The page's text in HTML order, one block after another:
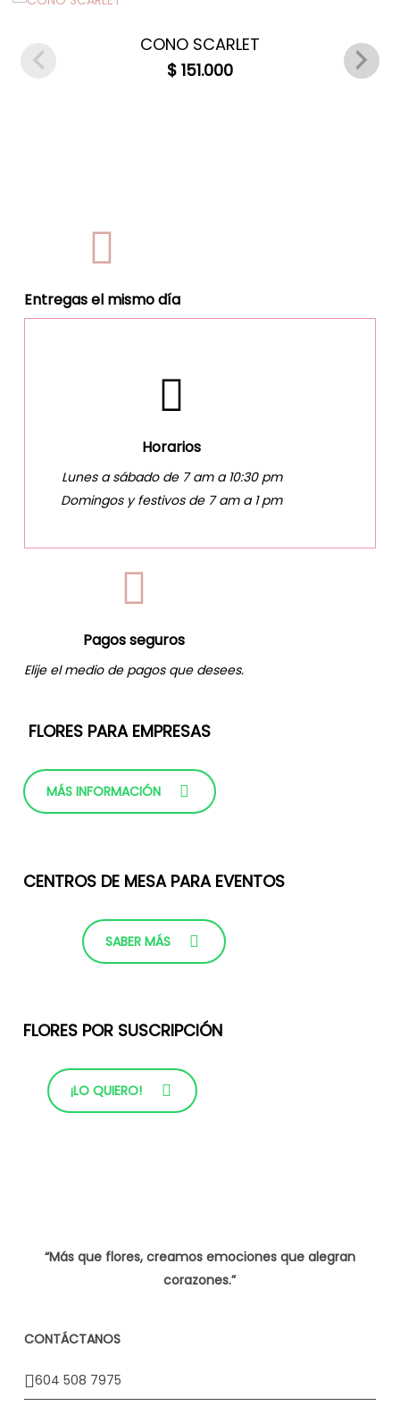
producto que solicitaste inicialmente y deberás
regresar el producto defectuoso.
CONO SCARLET
$151.000
Entregas el mismo día
Horarios
Lunes a sábado de 7 am a 10:30 pm
Domingos y festivos de 7 am a 1 pm
Pagos seguros
Elije el medio de pagos que desees.
FLORES PARA EMPRESAS
MÁS INFORMACIÓN
CENTROS DE MESA PARA EVENTOS
SABER MÁS
FLORES POR SUSCRIPCIÓN
¡LO QUIERO!
“Más que flores, creamos emociones que alegran
corazones.”
CONTÁCTANOS
604 508 7975